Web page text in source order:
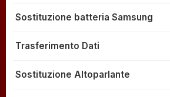
Sostituzione batteria Samsung
Trasferimento Dati
Sostituzione Altoparlante